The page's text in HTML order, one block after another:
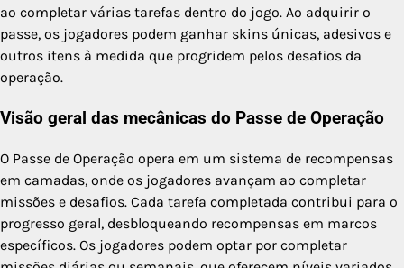
ao completar várias tarefas dentro do jogo. Ao adquirir o
passe, os jogadores podem ganhar skins únicas, adesivos e
outros itens à medida que progridem pelos desafios da
operação.
Visão geral das mecânicas do Passe de Operação
O Passe de Operação opera em um sistema de recompensas
em camadas, onde os jogadores avançam ao completar
missões e desafios. Cada tarefa completada contribui para o
progresso geral, desbloqueando recompensas em marcos
específicos. Os jogadores podem optar por completar